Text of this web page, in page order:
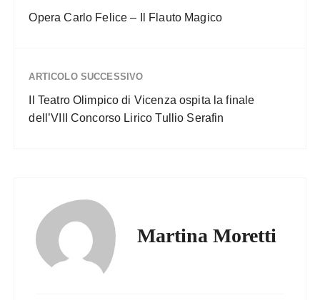
Opera Carlo Felice – Il Flauto Magico
ARTICOLO SUCCESSIVO
Il Teatro Olimpico di Vicenza ospita la finale
dell’VIII Concorso Lirico Tullio Serafin
Martina Moretti